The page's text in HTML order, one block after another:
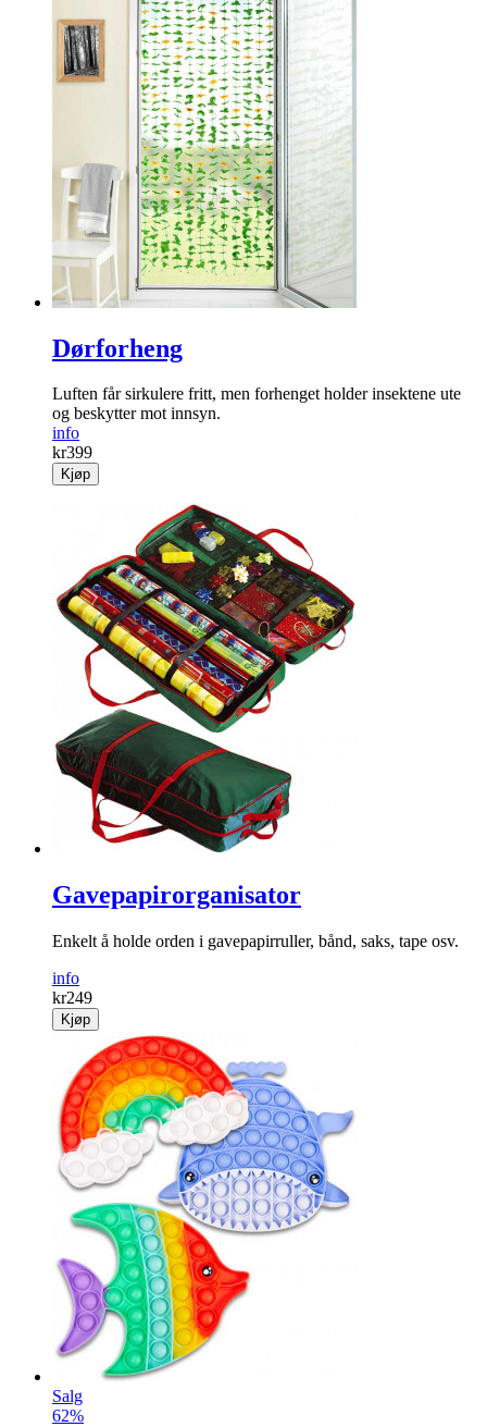
Dørforheng
Luften får sirkulere fritt, men forhenget holder ­insektene ute
og beskytter mot innsyn.
info
kr399
Kjøp
Gavepapirorganisator
Enkelt å holde orden i gavepapirruller, bånd, saks, tape osv.
info
kr249
Kjøp
Salg
62%